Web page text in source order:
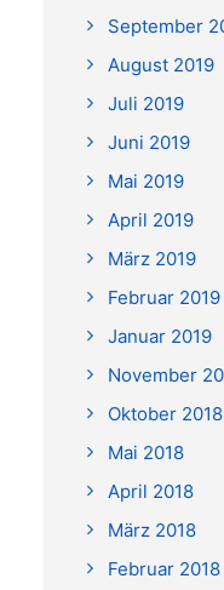
September
August 2019
Juli 2019
Juni 2019
Mai 2019
April 2019
März 2019
Februar 2019
Januar 2019
November
Oktober 2018
Mai 2018
April 2018
März 2018
Februar 2018